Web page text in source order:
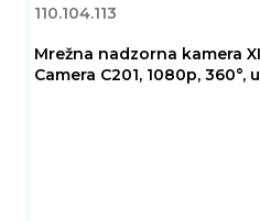
110.104.113
Mrežna nadzorna kamera
Camera C201, 1080p, 360°,